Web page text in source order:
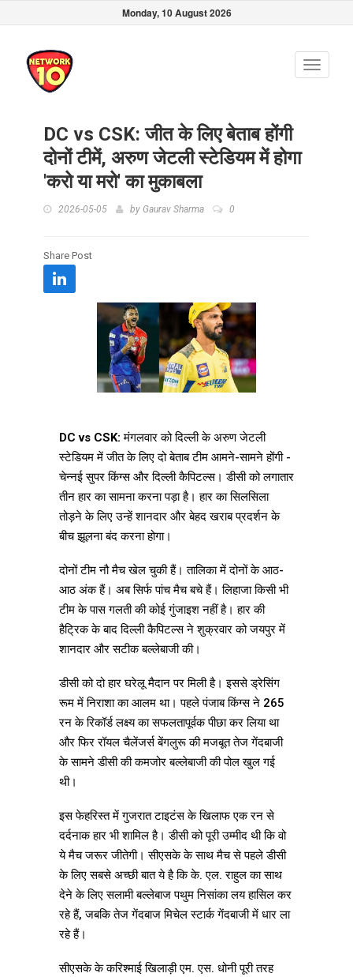
Monday, 10 August 2026
Toggle
DC vs CSK: जीत के लिए बेताब होंगी
दोनों टीमें, अरुण जेटली स्टेडियम में होगा
'करो या मरो' का मुकाबला
2026-05-05 by Gaurav Sharma 0
Share Post
DC vs CSK: मंगलवार को दिल्ली के अरुण जेटली
स्टेडियम में जीत के लिए दो बेताब टीम आमने-सामने होंगी -
चेन्नई सुपर किंग्स और दिल्ली कैपिटल्स। डीसी को लगातार
तीन हार का सामना करना पड़ा है। हार का सिलसिला
तोड़ने के लिए उन्हें शानदार और बेहद खराब प्रदर्शन के
बीच झूलना बंद करना होगा।
दोनों टीम नौ मैच खेल चुकी हैं। तालिका में दोनों के आठ-
आठ अंक हैं। अब सिर्फ पांच मैच बचे हैं। लिहाजा किसी भी
टीम के पास गलती की कोई गुंजाइश नहीं है। हार की
हैट्रिक के बाद दिल्ली कैपिटल्स ने शुक्रवार को जयपुर में
शानदार और सटीक बल्लेबाजी की।
डीसी को दो हार घरेलू मैदान पर मिली है। इससे ड्रेसिंग
रूम में निराशा का आलम था। पहले पंजाब किंग्स ने 265
रन के रिकॉर्ड लक्ष्य का सफलतापूर्वक पीछा कर लिया था
और फिर रॉयल चैलेंजर्स बेंगलुरू की मजबूत तेज गेंदबाजी
के सामने डीसी की कमजोर बल्लेबाजी की पोल खुल गई
थी।
इस फेहरिस्त में गुजरात टाइटंस के खिलाफ एक रन से
दर्दनाक हार भी शामिल है। डीसी को पूरी उम्मीद थी कि वो
ये मैच जरूर जीतेगी। सीएसके के साथ मैच से पहले डीसी
के लिए सबसे अच्छी बात ये है कि के. एल. राहुल का साथ
देने के लिए सलामी बल्लेबाज पथुम निसांका लय हासिल कर
रहे हैं, जबकि तेज गेंदबाज मिचेल स्टार्क गेंदबाजी में धार ला
रहे हैं।
सीएसके के करिश्माई खिलाड़ी एम. एस. धोनी पूरी तरह